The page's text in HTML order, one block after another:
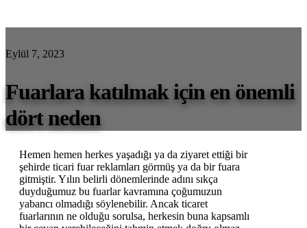
Eylül 7, 2023
Fuarlara katılmak için en önemli
dört neden
Hemen hemen herkes yaşadığı ya da ziyaret ettiği bir
şehirde ticari fuar reklamları görmüş ya da bir fuara
gitmiştir. Yılın belirli dönemlerinde adını sıkça
duyduğumuz bu fuarlar kavramına çoğumuzun
yabancı olmadığı söylenebilir. Ancak ticaret
fuarlarının ne olduğu sorulsa, herkesin buna kapsamlı